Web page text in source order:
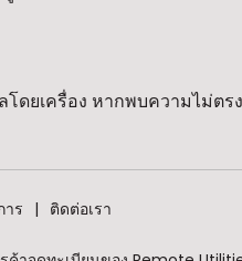
โดยเครื่อง หากพบความไม่ต
าร ติดต่อเรา